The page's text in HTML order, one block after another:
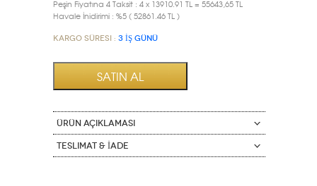
Peşin Fiyatına 4 Taksit : 4 x 13910.91 TL = 55643,65 TL
Havale İnidirimi : %5 ( 52861.46 TL )
Kargo Süresi : 3 İŞ GÜNÜ
ÜRÜN AÇIKLAMASI
Teslimat & İade